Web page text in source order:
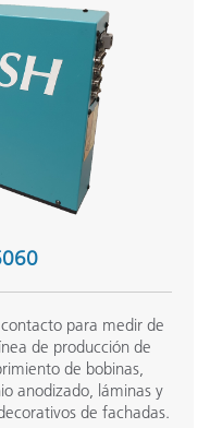
para medir de
de producción de
de bobinas,
anodizado, láminas y
de fachadas.